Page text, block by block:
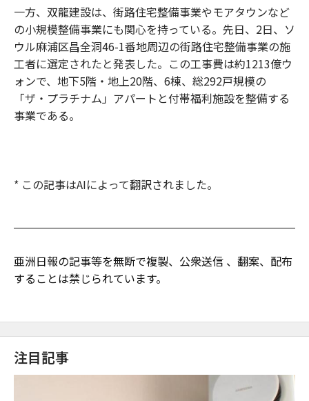
一方、双龍建設は、街路住宅整備事業やモアタウンなど
の小規模整備事業にも関心を持っている。先日、2日、ソ
ウル麻浦区昌全洞46-1番地周辺の街路住宅整備事業の施
工者に選定されたと発表した。この工事費は約1213億ウ
ォンで、地下5階・地上20階、6棟、総292戸規模の
「ザ・プラチナム」アパートと付帯福利施設を整備する
事業である。
* この記事はAIによって翻訳されました。
亜洲日報の記事等を無断で複製、公衆送信 、翻案、配布
することは禁じられています。
注目記事